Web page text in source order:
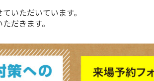
いただいています。
だきます。